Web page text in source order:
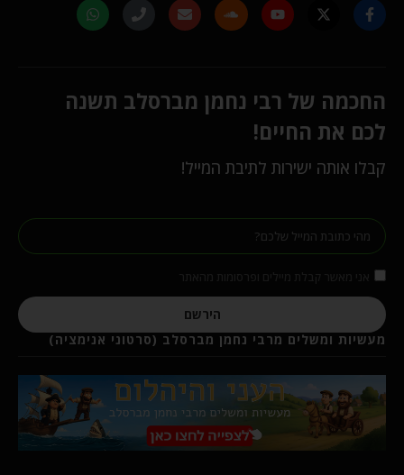
החכמה של רבי נחמן מברסלב תשנה
לכם את החיים!
קבלו אותה ישירות לתיבת המייל!
הירשם
מעשיות ומשלים מרבי נחמן מברסלב (סרטוני אנימציה)